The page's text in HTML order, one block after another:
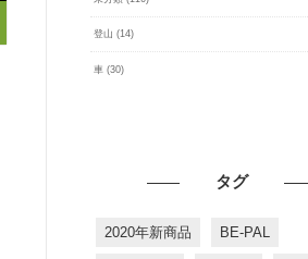
登山 (14)
車 (30)
タグ
2020年新商品 BE-PAL